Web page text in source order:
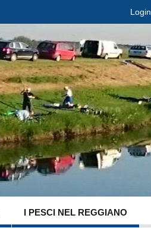
Login
I PESCI NEL REGGIANO